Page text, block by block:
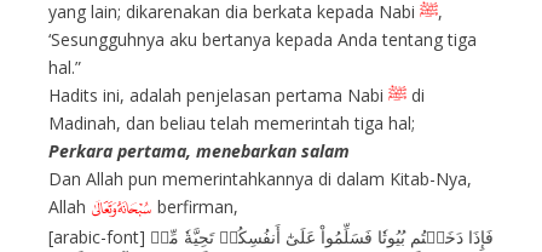
yang lain; dikarenakan dia berkata kepada Nabi ﷺ,
‘Sesungguhnya aku bertanya kepada Anda tentang tiga
hal.”
Hadits ini, adalah penjelasan pertama Nabi ﷺ di
Madinah, dan beliau telah memerintah tiga hal;
Perkara pertama, menebarkan salam
Dan Allah pun memerintahkannya di dalam Kitab-Nya,
Allah E berfirman,
[arabic-font] فَإِذَا دَخَلۡتُم بُيُوتٗا فَسَلِّمُواْ عَلَىٰٓ أَنفُسِكُمۡ تَحِيَّةٗ مِّنۡ